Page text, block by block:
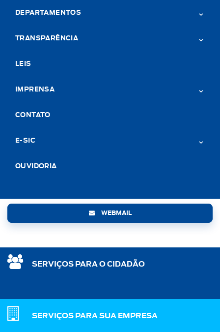
DEPARTAMENTOS
TRANSPARÊNCIA
LEIS
IMPRENSA
CONTATO
E-SIC
OUVIDORIA
WEBMAIL
SERVIÇOS PARA O CIDADÃO
SERVIÇOS PARA SUA EMPRESA